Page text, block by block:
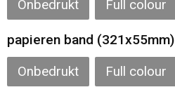
Onbedrukt Full colour
papieren band (321x55mm)
Onbedrukt Full colour